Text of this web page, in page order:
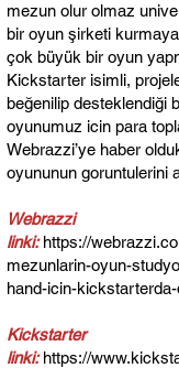
mezun olur olmaz
bir oyun şirketi
çok büyük bir oyun
Kickstarter isimli,
beğenilip desteklendiği
oyunumuz icin para
Webrazzi’ye haber
oyununun goruntulerini
Webrazzi
linki:https://
mezunlarin-oyun-
hand-icin-
Kickstarter
linki: https://